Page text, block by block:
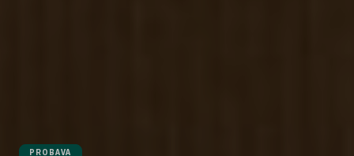
PROBAVA